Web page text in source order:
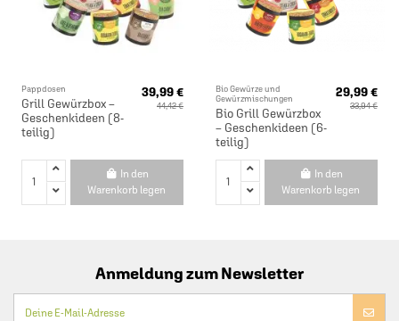
Pappdosen
Grill Gewürzbox –
Geschenkideen (8-
teilig)
39,99 €
44,42 €
In den
Warenkorb legen
Bio Gewürze und
Gewürzmischungen
Bio Grill Gewürzbox
– Geschenkideen (6-
teilig)
29,99 €
33,94 €
In den
Warenkorb legen
Anmeldung zum Newsletter